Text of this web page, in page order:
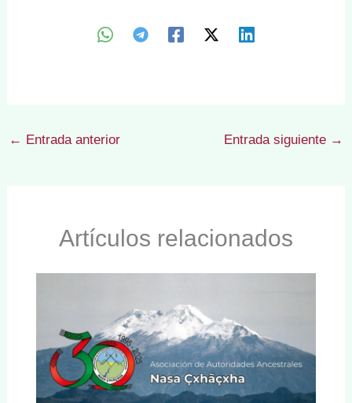
← Entrada anterior Entrada siguiente →
Artículos relacionados